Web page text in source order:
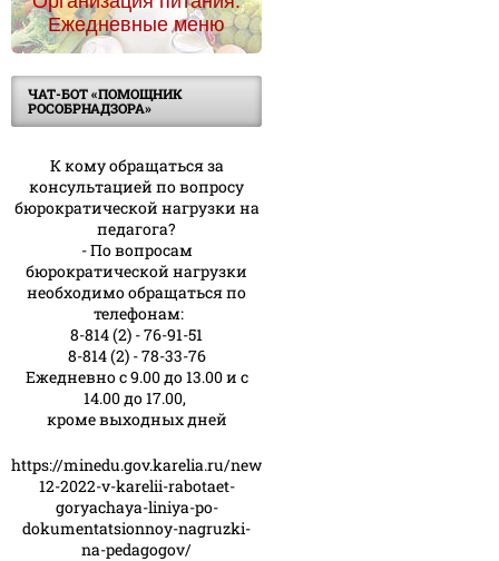
Ежедневные меню
ЧАТ-БОТ «ПОМОЩНИК
РОСОБРНАДЗОРА»
К кому обращаться за
консультацией по вопросу
бюрократической нагрузки на
педагога?
- По вопросам
бюрократической нагрузки
необходимо обращаться по
телефонам:
8-814 (2) - 76-91-51
8-814 (2) - 78-33-76
Ежедневно с 9.00 до 13.00 и с
14.00 до 17.00,
кроме выходных дней
https://minedu.gov.karelia.ru/news/23-
12-2022-v-karelii-rabotaet-
goryachaya-liniya-po-
dokumentatsionnoy-nagruzki-
na-pedagogov/